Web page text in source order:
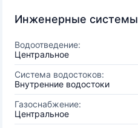
Инженерные системы
Водоотведение:
Центральное
Система водостоков:
Внутренние водостоки
Газоснабжение:
Центральное